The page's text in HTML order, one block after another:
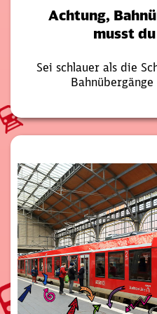
Achtung,
musst
Sei schlauer als die